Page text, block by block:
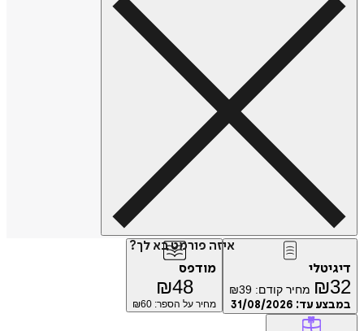
איזה פורמט בא לך?
דיגיטלי
₪32 מחיר קודם: ₪39
במבצע עד: 31/08/2026
מודפס
₪48
מחיר על הספר: ₪ 60